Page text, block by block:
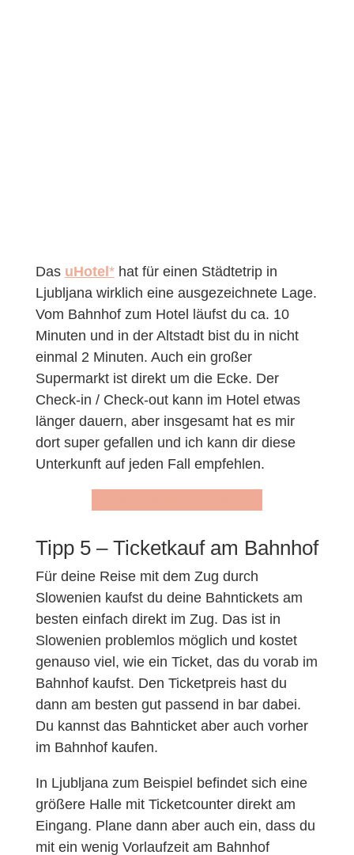
Das uHotel*hat für einen Städtetrip in
Ljubljana wirklich eine ausgezeichnete Lage.
Vom Bahnhof zum Hotel läufst du ca. 10
Minuten und in der Altstadt bist du in nicht
einmal 2 Minuten. Auch ein großer
Supermarkt ist direkt um die Ecke. Der
Check-in / Check-out kann im Hotel etwas
länger dauern, aber insgesamt hat es mir
dort super gefallen und ich kann dir diese
Unterkunft auf jeden Fall empfehlen.
Tipp 5 – Ticketkauf am Bahnhof
Für deine Reise mit dem Zug durch
Slowenien kaufst du deine Bahntickets am
besten einfach direkt im Zug. Das ist in
Slowenien problemlos möglich und kostet
genauso viel, wie ein Ticket, das du vorab im
Bahnhof kaufst. Den Ticketpreis hast du
dann am besten gut passend in bar dabei.
Du kannst das Bahnticket aber auch vorher
im Bahnhof kaufen.
In Ljubljana zum Beispiel befindet sich eine
größere Halle mit Ticketcounter direkt am
Eingang. Plane dann aber auch ein, dass du
mit ein wenig Vorlaufzeit am Bahnhof